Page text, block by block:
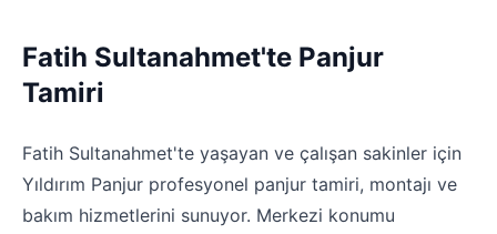
Fatih Sultanahmet'te Panjur
Tamiri
Fatih Sultanahmet'te yaşayan ve çalışan sakinler için
Yıldırım Panjur profesyonel panjur tamiri, montajı ve
bakım hizmetlerini sunuyor. Merkezi konumu